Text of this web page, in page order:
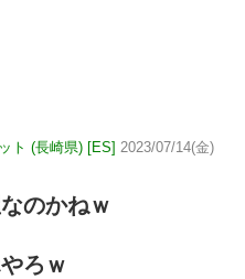
ト (長崎県) [ES] 2023/07/14(金)
のかねｗ
ろｗ